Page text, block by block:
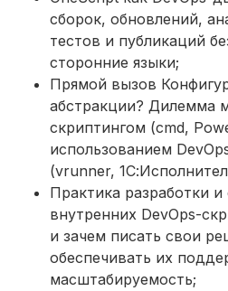
сборок, обновлений,
тестов и публикаций
сторонние языки;
Прямой вызов
абстракции? Дилемма
скриптингом (cmd,
использованием
(vrunner,
Практика разработки
внутренних DevOps-
и зачем писать свои
обеспечивать их
масштабируемость;